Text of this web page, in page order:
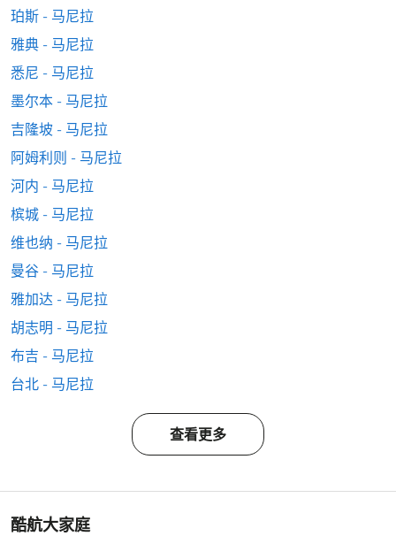
珀斯 - 马尼拉
雅典 - 马尼拉
悉尼 - 马尼拉
墨尔本 - 马尼拉
吉隆坡 - 马尼拉
阿姆利则 - 马尼拉
河内 - 马尼拉
槟城 - 马尼拉
维也纳 - 马尼拉
曼谷 - 马尼拉
雅加达 - 马尼拉
胡志明 - 马尼拉
布吉 - 马尼拉
台北 - 马尼拉
查看更多
酷航大家庭